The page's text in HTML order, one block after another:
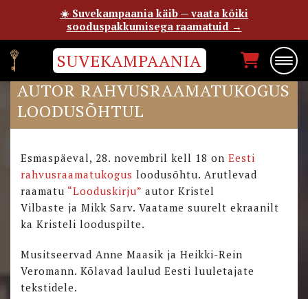
SUVEKAMPAANIA
RAAMATU “LOODUSKIRJU”
AUTOR RAHVUSRAAMATUKOGUS
LOODUSÕHTUL
Esmaspäeval, 28. novembril kell 18 on Eesti
rahvusraamatukogus loodusõhtu. Arutlevad
raamatu “Looduskirju” autor Kristel
Vilbaste ja Mikk Sarv. Vaatame suurelt ekraanilt
ka Kristeli looduspilte.
Musitseervad Anne Maasik ja Heikki-Rein
Veromann. Kõlavad laulud Eesti luuletajate
tekstidele.
☀️ Suvekampaania käib — vaata kõiki
sooduspakkumisega raamatuid →